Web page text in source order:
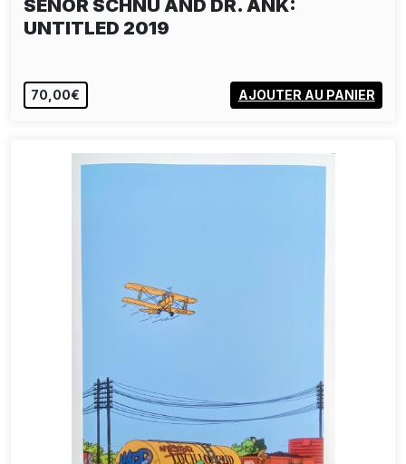
SENOR SCHNU AND DR. ANK:
UNTITLED 2019
70,00€ AJOUTER AU PANIER